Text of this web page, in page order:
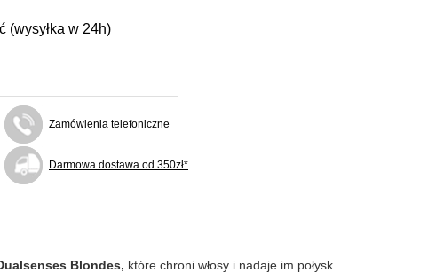
(wysyłka w 24h)
Zamówienia telefoniczne
Darmowa dostawa od 350zł*
Blondes, które chroni włosy i nadaje im połysk.